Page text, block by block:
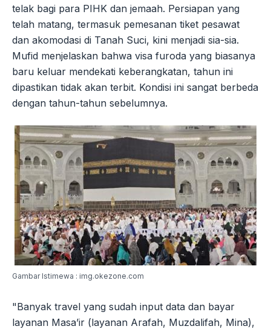
telak bagi para PIHK dan jemaah. Persiapan yang
telah matang, termasuk pemesanan tiket pesawat
dan akomodasi di Tanah Suci, kini menjadi sia-sia.
Mufid menjelaskan bahwa visa furoda yang biasanya
baru keluar mendekati keberangkatan, tahun ini
dipastikan tidak akan terbit. Kondisi ini sangat berbeda
dengan tahun-tahun sebelumnya.
Gambar Istimewa : img.okezone.com
"Banyak travel yang sudah input data dan bayar
layanan Masa’ir (layanan Arafah, Muzdalifah, Mina),